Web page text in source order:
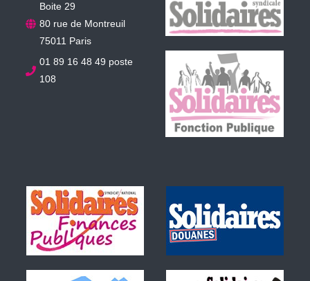
Boite 29
80 rue de Montreuil
75011 Paris
01 89 16 48 49 poste
108